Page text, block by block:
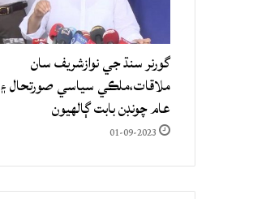
گورنر سنڌ جي نوازشريف سان
ملاقات،ملڪي سياسي صورتحال ۽
عام چونڊن بابت ڳالهيون
01-09-2023